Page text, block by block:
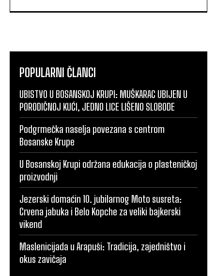
POPULARNI ČLANCI
UBISTVO U BOSANSKOJ KRUPI: MUŠKARAC UBIJEN U
PORODIČNOJ KUĆI, JEDNO LICE LIŠENO SLOBODE
Podgrmečka naselja povezana s centrom
Bosanske Krupe
U Bosanskoj Krupi održana edukacija o plasteničkoj
proizvodnji
Jezerski domaćin 10. jubilarnog Moto susreta:
Crvena jabuka i Belo Kopche za veliki bajkerski
vikend
Maslenicijada u Arapuši: Tradicija, zajedništvo i
okus zavičaja